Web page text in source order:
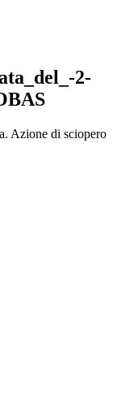
2-
Azione di sciopero